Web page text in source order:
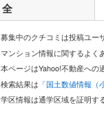
全
募集中のクチコミは投稿ユー
マンション情報に関するよく
本ページはYahoo!不動産へ
検索結果は 「国土数値情報（
学区情報は通学区域を証明す